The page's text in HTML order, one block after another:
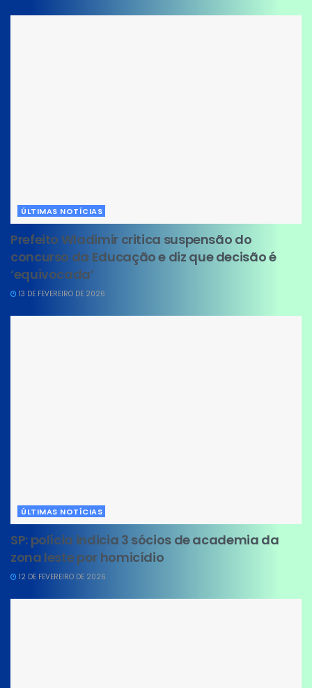
ÚLTIMAS NOTÍCIAS
Prefeito Wladimir critica suspensão do
concurso da Educação e diz que decisão é
‘equivocada’
13 DE FEVEREIRO DE 2026
ÚLTIMAS NOTÍCIAS
SP: polícia indicia 3 sócios de academia da
zona leste por homicídio
12 DE FEVEREIRO DE 2026